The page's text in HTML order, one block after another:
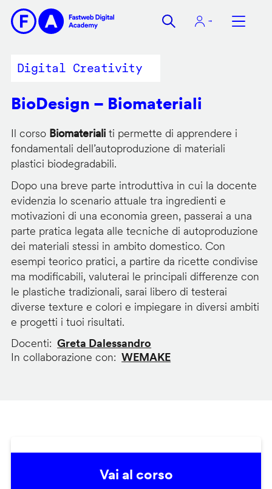
contenuto
Digital Creativity
BioDesign – Biomateriali
Il corso Biomaterialiti permette di apprendere i
fondamentali dell’autoproduzione di materiali
plastici biodegradabili.
Dopo una breve parte introduttiva in cui la docente
evidenzia lo scenario attuale tra ingredienti e
motivazioni di una economia green, passerai a una
parte pratica legata alle tecniche di autoproduzione
dei materiali stessi in ambito domestico. Con
esempi teorico pratici, a partire da ricette condivise
ma modificabili, valuterai le principali differenze con
le plastiche tradizionali, sarai libero di testerai
diverse texture e colori e impiegare in diversi ambiti
e progetti i tuoi risultati.
Docenti
Greta Dalessandro
In collaborazione con
WEMAKE
Vai al corso